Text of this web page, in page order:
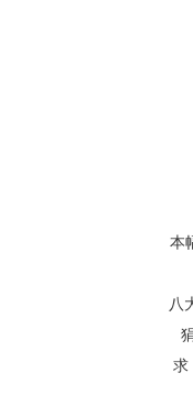
本
八
求